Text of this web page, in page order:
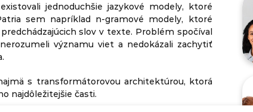
jednoduchšie jazykové modely, ktoré
sem napríklad n-gramové modely, ktoré
slov v texte. Problém spočíval
významu viet a nedokázali zachytiť
s transformátorovou architektúrou, ktorá
najdôležitejšie časti.